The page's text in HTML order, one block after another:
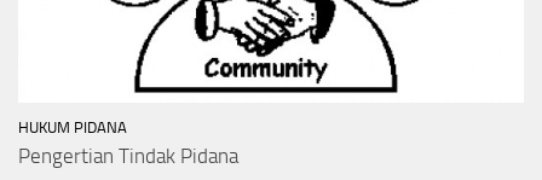
HUKUM PIDANA
Pengertian Tindak Pidana